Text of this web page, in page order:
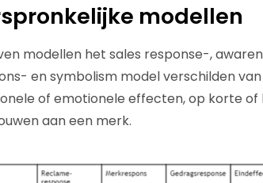
modellen
modellen het sales response-,
en symbolism model verschilden
of emotionele effecten, op korte
aan een merk.